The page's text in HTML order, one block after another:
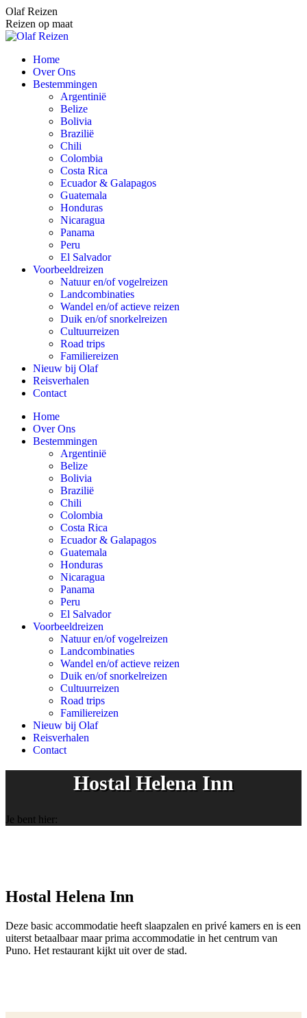
Spring
naar
content
Olaf Reizen
Reizen op maat
Home
Over Ons
Bestemmingen
Argentinië
Belize
Bolivia
Brazilië
Chili
Colombia
Costa Rica
Ecuador & Galapagos
Guatemala
Honduras
Nicaragua
Panama
Peru
El Salvador
Voorbeeldreizen
Natuur en/of vogelreizen
Landcombinaties
Wandel en/of actieve reizen
Duik en/of snorkelreizen
Cultuurreizen
Road trips
Familiereizen
Nieuw bij Olaf
Reisverhalen
Contact
Home
Over Ons
Bestemmingen
Argentinië
Belize
Bolivia
Brazilië
Chili
Colombia
Costa Rica
Ecuador & Galapagos
Guatemala
Honduras
Nicaragua
Panama
Peru
El Salvador
Voorbeeldreizen
Natuur en/of vogelreizen
Landcombinaties
Wandel en/of actieve reizen
Duik en/of snorkelreizen
Cultuurreizen
Road trips
Familiereizen
Nieuw bij Olaf
Reisverhalen
Contact
Hostal Helena Inn
Je bent hier:
Hostal Helena Inn
Deze basic accommodatie heeft slaapzalen en privé kamers en is een
uiterst betaalbaar maar prima accommodatie in het centrum van
Puno. Het restaurant kijkt uit over de stad.